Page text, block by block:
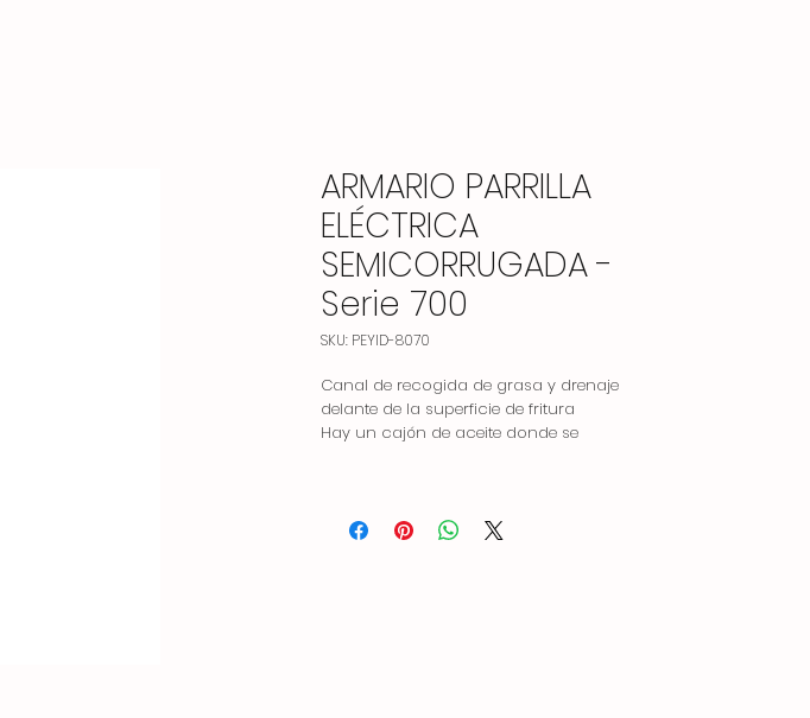
ARMARIO PARRILLA
ELÉCTRICA
SEMICORRUGADA -
Serie 700
SKU: PEYID-8070
Canal de recogida de grasa y drenaje
delante de la superficie de fritura
Hay un cajón de aceite donde se
50-300 ° C.